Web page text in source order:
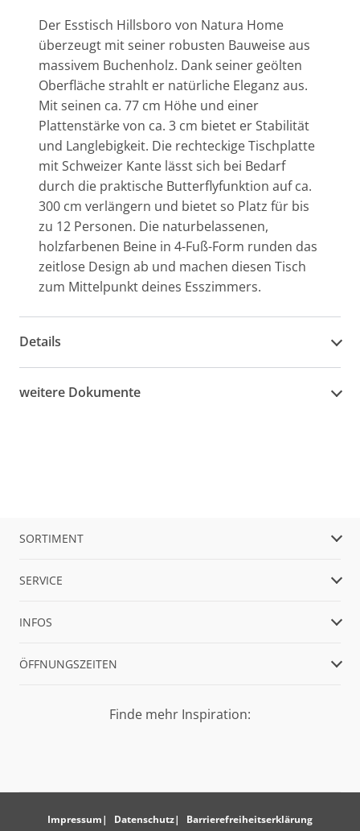
Der Esstisch Hillsboro von Natura Home
überzeugt mit seiner robusten Bauweise aus
massivem Buchenholz. Dank seiner geölten
Oberfläche strahlt er natürliche Eleganz aus.
Mit seinen ca. 77 cm Höhe und einer
Plattenstärke von ca. 3 cm bietet er Stabilität
und Langlebigkeit. Die rechteckige Tischplatte
mit Schweizer Kante lässt sich bei Bedarf
durch die praktische Butterflyfunktion auf ca.
300 cm verlängern und bietet so Platz für bis
zu 12 Personen. Die naturbelassenen,
holzfarbenen Beine in 4-Fuß-Form runden das
zeitlose Design ab und machen diesen Tisch
zum Mittelpunkt deines Esszimmers.
Details
weitere Dokumente
SORTIMENT
SERVICE
INFOS
ÖFFNUNGSZEITEN
Finde mehr Inspiration:
Impressum Datenschutz
Barrierefreiheitserklärung